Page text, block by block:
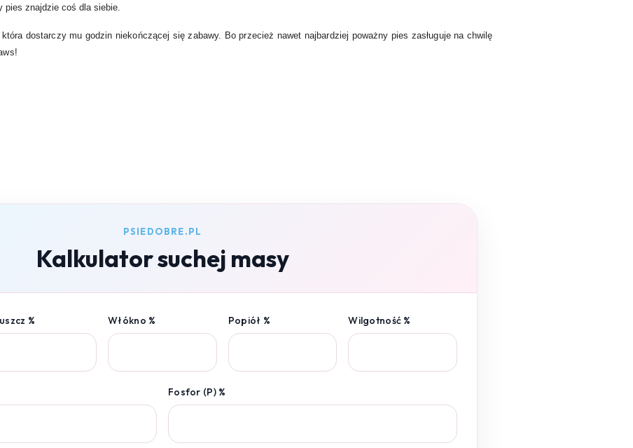
znajdzie coś dla siebie.
dostarczy mu godzin niekończącej się zabawy. Bo przecież nawet najbardziej poważny pies zasługuje na chwilę
PSIEDOBRE.PL
Kalkulator suchej masy
% Włókno % Popiół % Wilgotność %
Fosfor (P) %